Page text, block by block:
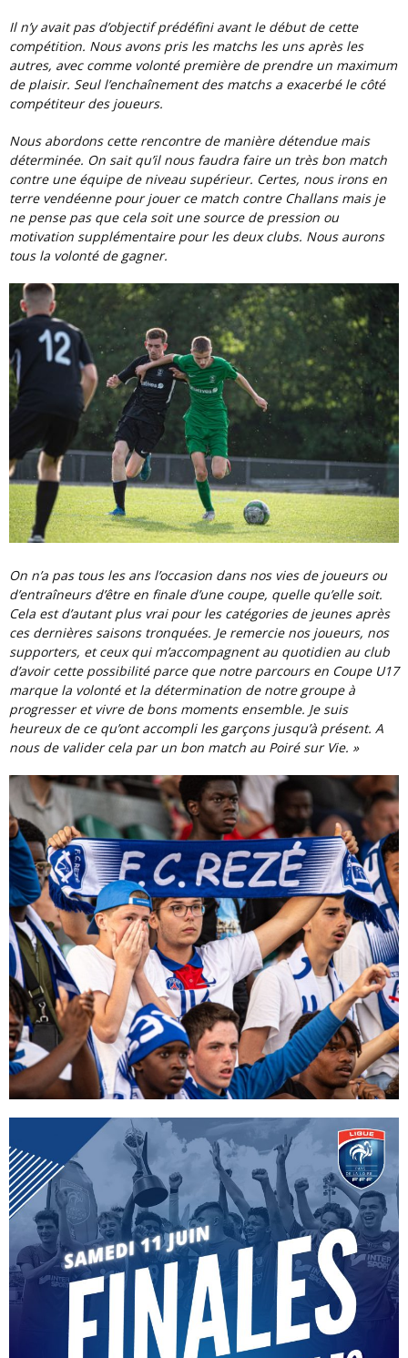
Il n’y avait pas d’objectif prédéfini avant le début de cette
compétition. Nous avons pris les matchs les uns après les
autres, avec comme volonté première de prendre un maximum
de plaisir. Seul l’enchaînement des matchs a exacerbé le côté
compétiteur des joueurs.
Nous abordons cette rencontre de manière détendue mais
déterminée. On sait qu’il nous faudra faire un très bon match
contre une équipe de niveau supérieur. Certes, nous irons en
terre vendéenne pour jouer ce match contre Challans mais je
ne pense pas que cela soit une source de pression ou
motivation supplémentaire pour les deux clubs. Nous aurons
tous la volonté de gagner.
On n’a pas tous les ans l’occasion dans nos vies de joueurs ou
d’entraîneurs d’être en finale d’une coupe, quelle qu’elle soit.
Cela est d’autant plus vrai pour les catégories de jeunes après
ces dernières saisons tronquées. Je remercie nos joueurs, nos
supporters, et ceux qui m’accompagnent au quotidien au club
d’avoir cette possibilité parce que notre parcours en Coupe U17
marque la volonté et la détermination de notre groupe à
progresser et vivre de bons moments ensemble. Je suis
heureux de ce qu’ont accompli les garçons jusqu’à présent. A
nous de valider cela par un bon match au Poiré sur Vie. »